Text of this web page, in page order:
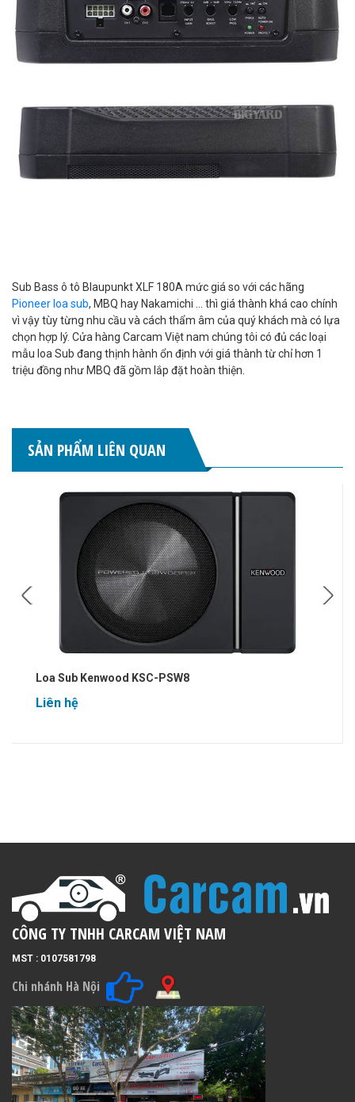
Sub Bass ô tô Blaupunkt XLF 180A mức giá so với các hãng
Pioneer loa sub, MBQ hay Nakamichi ... thì giá thành khá cao chính
vì vậy tùy từng nhu cầu và cách thẩm âm của quý khách mà có lựa
chọn hợp lý. Cửa hàng Carcam Việt nam chúng tôi có đủ các loại
mẫu loa Sub đang thịnh hành ổn định với giá thành từ chỉ hơn 1
triệu đồng như MBQ đã gồm lắp đặt hoàn thiện.
SẢN PHẨM LIÊN QUAN
Loa Sub Kenwood KSC-PSW8
Liên hệ
CÔNG TY TNHH CARCAM VIỆT NAM
MST : 0107581798
Chi nhánh Hà Nội